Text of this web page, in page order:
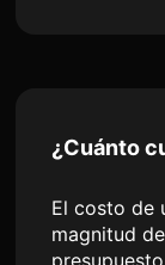
¿Cuánto
El costo de
magnitud